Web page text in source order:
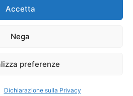
Accetta
Nega
preferenze
Dichiarazione sulla Privacy
06334930820
Società Cooperativa a r.l. è
Operatori di Comunicazione al
srl–info@ladigitale.it